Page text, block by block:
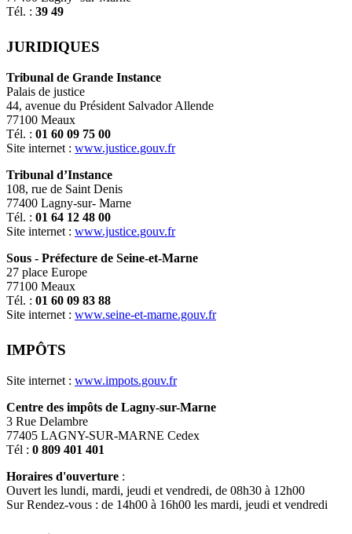
Tél. : 39 49
JURIDIQUES
Tribunal de Grande Instance
Palais de justice
44, avenue du Président Salvador Allende
77100 Meaux
Tél. : 01 60 09 75 00
Site internet : www.justice.gouv.fr
Tribunal d’Instance
108, rue de Saint Denis
77400 Lagny-sur- Marne
Tél. : 01 64 12 48 00
Site internet : www.justice.gouv.fr
Sous - Préfecture de Seine-et-Marne
27 place Europe
77100 Meaux
Tél. : 01 60 09 83 88
Site internet : www.seine-et-marne.gouv.fr
IMPÔTS
Site internet : www.impots.gouv.fr
Centre des impôts de Lagny-sur-Marne
3 Rue Delambre
77405 LAGNY-SUR-MARNE Cedex
Tél : 0 809 401 401
Horaires d'ouverture :
Ouvert les lundi, mardi, jeudi et vendredi, de 08h30 à 12h00
Sur Rendez-vous : de 14h00 à 16h00 les mardi, jeudi et vendredi